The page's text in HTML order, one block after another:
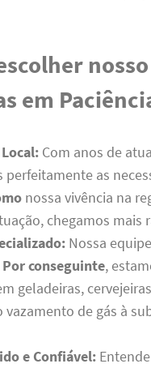
em
Com anos de
perfeitamente as
nossa vivência na
chegamos mais
Nossa
Por conseguinte,
geladeiras,
vazamento de gás à
e Confiável: